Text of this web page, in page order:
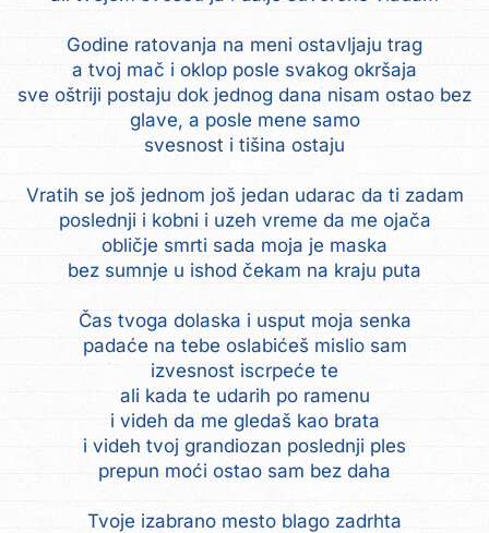
Godine ratovanja na meni ostavljaju trag
a tvoj mač i oklop posle svakog okršaja
sve oštriji postaju dok jednog dana nisam ostao bez
glave, a posle mene samo
svesnost i tišina ostaju
Vratih se još jednom još jedan udarac da ti zadam
poslednji i kobni i uzeh vreme da me ojača
obličje smrti sada moja je maska
bez sumnje u ishod čekam na kraju puta
Čas tvoga dolaska i usput moja senka
padaće na tebe oslabićeš mislio sam
izvesnost iscrpeće te
ali kada te udarih po ramenu
i videh da me gledaš kao brata
i videh tvoj grandiozan poslednji ples
prepun moći ostao sam bez daha
Tvoje izabrano mesto blago zadrhta